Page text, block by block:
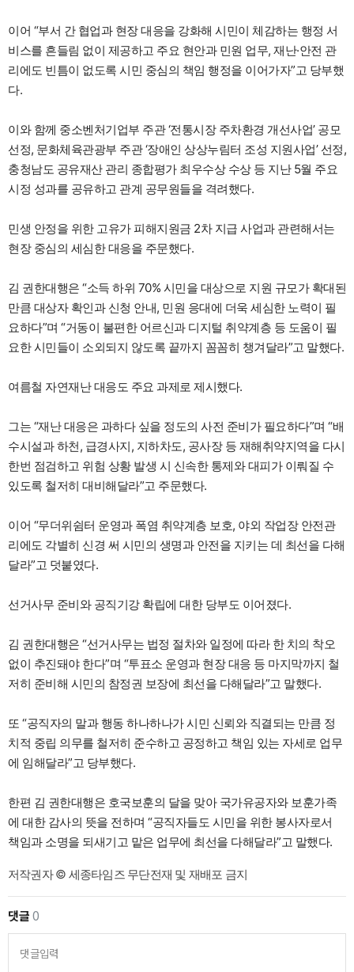
이어 “부서 간 협업과 현장 대응을 강화해 시민이 체감하는 행정 서
비스를 흔들림 없이 제공하고 주요 현안과 민원 업무, 재난·안전 관
리에도 빈틈이 없도록 시민 중심의 책임 행정을 이어가자”고 당부했
다.
이와 함께 중소벤처기업부 주관 ‘전통시장 주차환경 개선사업’ 공모
선정, 문화체육관광부 주관 ‘장애인 상상누림터 조성 지원사업’ 선정,
충청남도 공유재산 관리 종합평가 최우수상 수상 등 지난 5월 주요
시정 성과를 공유하고 관계 공무원들을 격려했다.
민생 안정을 위한 고유가 피해지원금 2차 지급 사업과 관련해서는
현장 중심의 세심한 대응을 주문했다.
김 권한대행은 “소득 하위 70% 시민을 대상으로 지원 규모가 확대된
만큼 대상자 확인과 신청 안내, 민원 응대에 더욱 세심한 노력이 필
요하다”며 “거동이 불편한 어르신과 디지털 취약계층 등 도움이 필
요한 시민들이 소외되지 않도록 끝까지 꼼꼼히 챙겨달라”고 말했다.
여름철 자연재난 대응도 주요 과제로 제시했다.
그는 “재난 대응은 과하다 싶을 정도의 사전 준비가 필요하다”며 “배
수시설과 하천, 급경사지, 지하차도, 공사장 등 재해취약지역을 다시
한번 점검하고 위험 상황 발생 시 신속한 통제와 대피가 이뤄질 수
있도록 철저히 대비해달라”고 주문했다.
이어 “무더위쉼터 운영과 폭염 취약계층 보호, 야외 작업장 안전관
리에도 각별히 신경 써 시민의 생명과 안전을 지키는 데 최선을 다해
달라”고 덧붙였다.
선거사무 준비와 공직기강 확립에 대한 당부도 이어졌다.
김 권한대행은 “선거사무는 법정 절차와 일정에 따라 한 치의 착오
없이 추진돼야 한다”며 “투표소 운영과 현장 대응 등 마지막까지 철
저히 준비해 시민의 참정권 보장에 최선을 다해달라”고 말했다.
또 “공직자의 말과 행동 하나하나가 시민 신뢰와 직결되는 만큼 정
치적 중립 의무를 철저히 준수하고 공정하고 책임 있는 자세로 업무
에 임해달라”고 당부했다.
한편 김 권한대행은 호국보훈의 달을 맞아 국가유공자와 보훈가족
에 대한 감사의 뜻을 전하며 “공직자들도 시민을 위한 봉사자로서
책임과 소명을 되새기고 맡은 업무에 최선을 다해달라”고 말했다.
저작권자 © 세종타임즈 무단전재 및 재배포 금지
댓글0
댓글입력